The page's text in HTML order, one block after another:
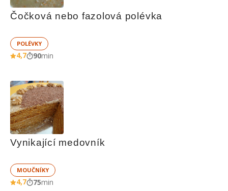
Čočková nebo fazolová polévka
POLÉVKY
4,7 90min
Vynikající medovník
MOUČNÍKY
4,7 75min